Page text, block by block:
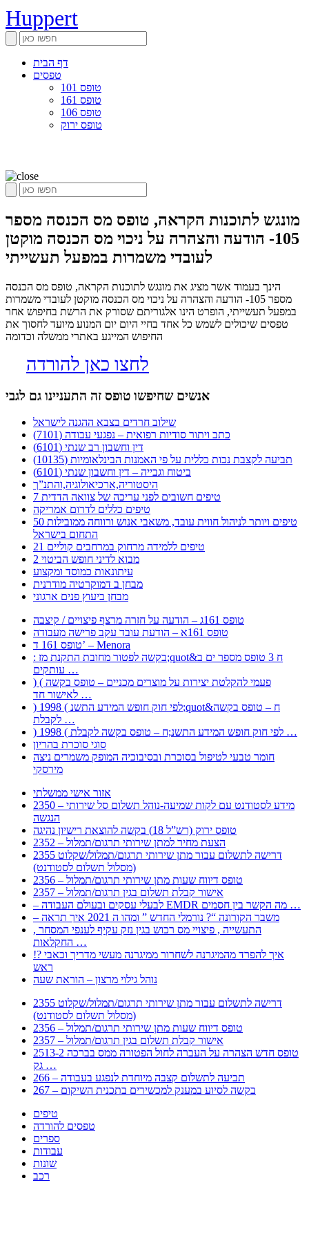
Huppert
דף הבית
טפסים
טופס 101
טופס 161
טופס 106
טופס ירוק
מונגש לתוכנות הקראה, טופס מס הכנסה מספר
105- הודעה והצהרה על ניכוי מס הכנסה מוקטן
לעובדי משמרות במפעל תעשייתי
הינך בעמוד אשר מציג את מונגש לתוכנות הקראה, טופס מס הכנסה
מספר 105- הודעה והצהרה על ניכוי מס הכנסה מוקטן לעובדי משמרות
במפעל תעשייתי, הופרט הינו אלגוריתם שסורק את הרשת בחיפוש אחר
טפסים שיכולים לשמש כל אחד בחיי היום יום המנוע מיועד לחסוך את
החיפוש המייגע באתרי ממשלה וכדומה
לחצו כאן להורדה
אנשים שחיפשו טופס זה התעניינו גם לגבי
שילוב חרדים בצבא ההגנה לישראל
כתב ויתור סודיות רפואית – נפגעי עבודה (7101)
דין וחשבון רב שנתי (6101)
תביעה לקצבת נכות כללית על פי האמנות הבינלאומיות (10135)
ביטוח וגבייה – דין וחשבון שנתי (6101)
היסטוריה,ארכיאולוגיה,והתנ”ך
7 טיפים חשובים לפני עריכה של צוואה הדדית
טיפים כללים לדרום אמריקה
50 טיפים ויותר לניהול חווית עובד, משאבי אנוש ורווחה ממובילות
התחום בישראל
21 טיפים ללמידה מרחוק במרחבים קוליים
מבוא לדיני חופש הביטוי 2
עיתונאות כמוסד ומקצוע
מבחן ב דמוקרטיה מודרנית
מבחן ביעוץ פנים ארגוני
טופס 161ג – הודעה על חזרה מרצף פיצויים / קיצבה
טופס 161א – הודעת עובד עקב פרישה מעבודה
טופס 161 ד’ – Menora
: בקשה לפטור מחובת התקנת מז;quot&ח 3 טופס מספר ים ב
עותקים …
) ( פעמי להקלטת יצירות על מוצרים מכניים – טופס בקשה
לאישור חד …
) 1998 ( לפי חוק חופש המידע התשנ;quot&ח – טופס בקשה
לקבלת …
) 1998 ( לפי חוק חופש המידע התשנ;ח – טופס בקשה לקבלת …
סוגי סוכרת בהריון
חומר טבעי לטיפול בסוכרת ובסיבוכיה המופק משמרים ניצה
מירסקי
אזור אישי ממשלתי
2350 – מידע לסטודנט עם לקות שמיעה-נוהל תשלום סל שירותי
הנגשה
טופס ירוק (רש”ל 18) בקשה להוצאת רישיון נהיגה
2352 – הצעת מחיר למתן שירותי תרגום/תמלול
2355 דרישה לתשלום עבור מתן שירותי תרגום/תמלול/שקלוט
(מסלול תשלום לסטודנט)
2356 – טופס דיווח שעות מתן שירותי תרגום/תמלול
2357 – אישור קבלת תשלום בגין תרגום/תמלול
– לבעלי עסקים ובעולם העבודה EMDR מה הקשר בין חסמים …
– משבר הקורונה “? נורמלי החדש ” ומהו ה 2021 איך תראה
, התעשייה , פיצויי מס רכוש בגין נזק עקיף לענפי המסחר
החקלאות …
!? איך להפרד מהמיגרנה לשחרור ממיגרנה מעשי מדריך וכאבי
ראש
נוהל גילוי מרצון – הוראת שעה
2355 דרישה לתשלום עבור מתן שירותי תרגום/תמלול/שקלוט
(מסלול תשלום לסטודנט)
2356 – טופס דיווח שעות מתן שירותי תרגום/תמלול
2357 – אישור קבלת תשלום בגין תרגום/תמלול
2513-2 טופס חדש הצהרה על העברה לחול הפטורה ממס בברכה
גק …
266 – תביעה לתשלום קצבה מיוחדת לנפגע בעבודה
267 – בקשה לסיוע במענק למכשירים בתכנית השיקום
טיפים
טפסים להורדה
ספרים
עבודות
שונות
רכב